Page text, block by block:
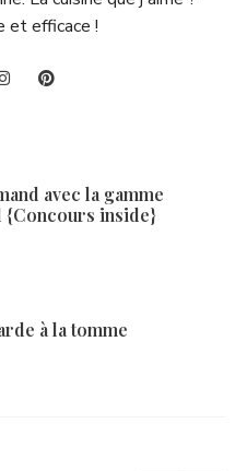
et efficace !
avec la gamme
{Concours inside}
à la tomme